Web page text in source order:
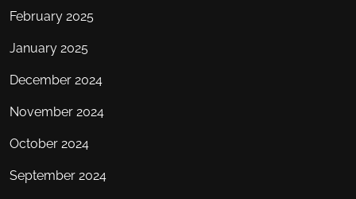
February 2025
January 2025
December 2024
November 2024
October 2024
September 2024